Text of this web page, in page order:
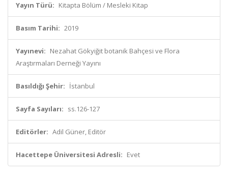
Yayın Türü: Kitapta Bölüm / Mesleki Kitap
Basım Tarihi: 2019
Yayınevi: Nezahat Gökyiğit botanik Bahçesi ve Flora
Araştırmaları Derneği Yayını
Basıldığı Şehir: İstanbul
Sayfa Sayıları: ss.126-127
Editörler: Adil Güner, Editör
Hacettepe Üniversitesi Adresli: Evet